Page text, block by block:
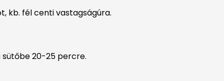
kb. fél centi vastagságúra.
sütőbe 20-25 percre.